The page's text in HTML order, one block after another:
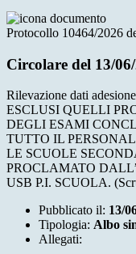
Protocollo 10464/2026
Circolare del 13/
Rilevazione dati
ESCLUSI QUELLI
DEGLI ESAMI
TUTTO IL
LE SCUOLE
PROCLAMATO
USB P.I. SCUOLA.
Pubblicato il: 13/
Tipologia: Albo
Allegati: